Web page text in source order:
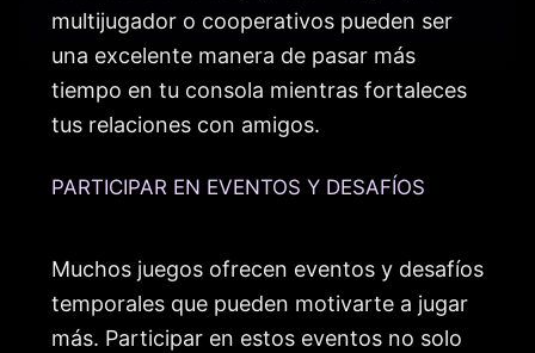
multijugador o cooperativos pueden ser
una excelente manera de pasar más
tiempo en tu consola mientras fortaleces
tus relaciones con amigos.
PARTICIPAR EN EVENTOS Y DESAFÍOS
Muchos juegos ofrecen eventos y desafíos
temporales que pueden motivarte a jugar
más. Participar en estos eventos no solo